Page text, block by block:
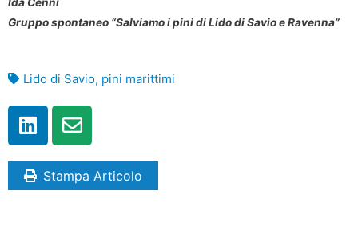
Gruppo spontaneo “Salviamo i pini di Lido di Savio e Ravenna”
Lido di Savio, pini marittimi
Stampa Articolo